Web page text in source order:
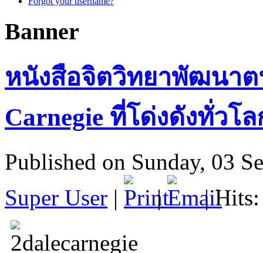
Banner
หนังสือจิตวิทยาพัฒนาต
Carnegie ที่โด่งดังทั่วโล
Published on Sunday, 03
Super User | | | Hits: